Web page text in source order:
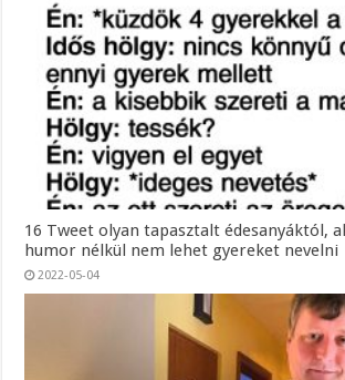
16 Tweet olyan tapasztalt édesanyáktól,
humor nélkül nem lehet gyereket nevelni
2022-05-04